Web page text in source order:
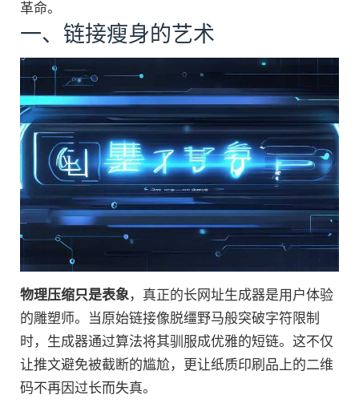
革命。
一、链接瘦身的艺术
物理压缩只是表象，真正的长网址生成器是用户体验
的雕塑师。当原始链接像脱缰野马般突破字符限制
时，生成器通过算法将其驯服成优雅的短链。这不仅
让推文避免被截断的尴尬，更让纸质印刷品上的二维
码不再因过长而失真。